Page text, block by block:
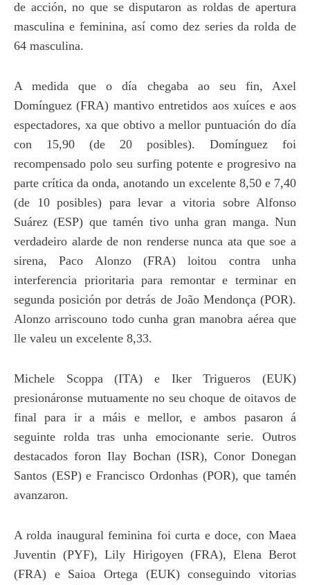
de acción, no que se disputaron as roldas de apertura
masculina e feminina, así como dez series da rolda de
64 masculina.
A medida que o día chegaba ao seu fin, Axel
Domínguez (FRA) mantivo entretidos aos xuíces e aos
espectadores, xa que obtivo a mellor puntuación do día
con 15,90 (de 20 posibles). Domínguez foi
recompensado polo seu surfing potente e progresivo na
parte crítica da onda, anotando un excelente 8,50 e 7,40
(de 10 posibles) para levar a vitoria sobre Alfonso
Suárez (ESP) que tamén tivo unha gran manga. Nun
verdadeiro alarde de non renderse nunca ata que soe a
sirena, Paco Alonzo (FRA) loitou contra unha
interferencia prioritaria para remontar e terminar en
segunda posición por detrás de João Mendonça (POR).
Alonzo arriscouno todo cunha gran manobra aérea que
lle valeu un excelente 8,33.
Michele Scoppa (ITA) e Iker Trigueros (EUK)
presionáronse mutuamente no seu choque de oitavos de
final para ir a máis e mellor, e ambos pasaron á
seguinte rolda tras unha emocionante serie. Outros
destacados foron Ilay Bochan (ISR), Conor Donegan
Santos (ESP) e Francisco Ordonhas (POR), que tamén
avanzaron.
A rolda inaugural feminina foi curta e doce, con Maea
Juventin (PYF), Lily Hirigoyen (FRA), Elena Berot
(FRA) e Saioa Ortega (EUK) conseguindo vitorias